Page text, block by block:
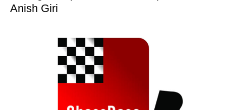
Anish Giri